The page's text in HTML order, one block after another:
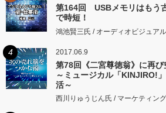
第164回 USBメモリはもう
で時短！
鴻池賢三氏 / オーディオビジュア
4 2017.06.9
第78回《二宮尊徳翁》に再び
～ミュージカル「KINJIRO!
活～
西川りゅうじん氏 / マーケティン